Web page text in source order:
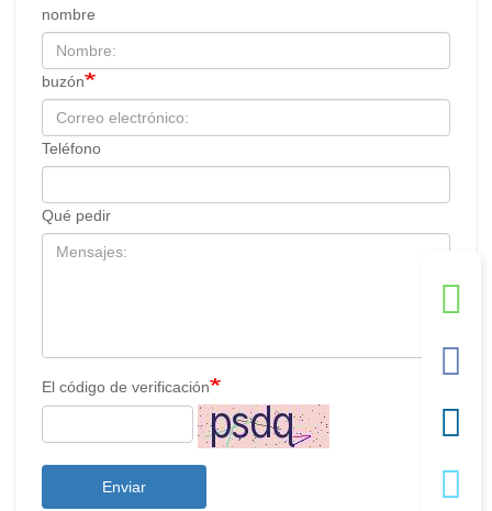
nombre
buzón
Teléfono
Qué pedir
El código de verificación
Enviar